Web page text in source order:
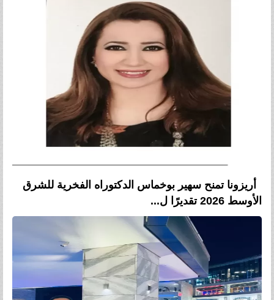
أريزونا تمنح سهير بوخماس الدكتوراه الفخرية للشرق
الأوسط 2026 تقديرًا ل...